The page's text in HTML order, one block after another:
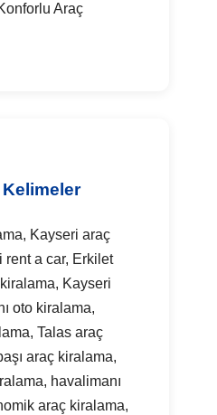
Araç
Kayseri araç
rent a car, Erkilet
Kayseri
oto kiralama,
Talas araç
araç kiralama,
havalimanı
araç kiralama,